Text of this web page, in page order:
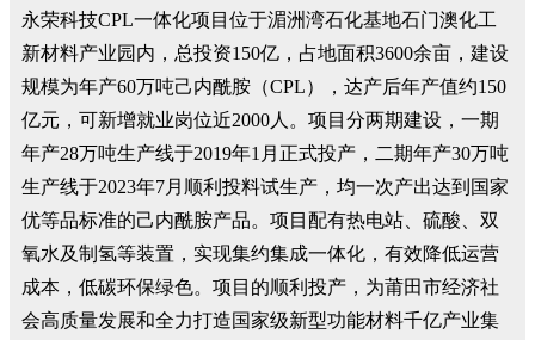
永荣科技CPL一体化项目位于湄洲湾石化基地石门澳化工
新材料产业园内，总投资150亿，占地面积3600余亩，建设
规模为年产60万吨己内酰胺（CPL），达产后年产值约150
亿元，可新增就业岗位近2000人。项目分两期建设，一期
年产28万吨生产线于2019年1月正式投产，二期年产30万吨
生产线于2023年7月顺利投料试生产，均一次产出达到国家
优等品标准的己内酰胺产品。项目配有热电站、硫酸、双
氧水及制氢等装置，实现集约集成一体化，有效降低运营
成本，低碳环保绿色。项目的顺利投产，为莆田市经济社
会高质量发展和全力打造国家级新型功能材料千亿产业集